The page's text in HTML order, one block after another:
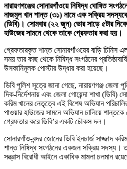
নারায়ণগঞ্জের সোনারগাঁওয়ে নিষিদ্ধ ঘোষিত
নাজমুল খান শান্ত (৩১) নামে এক সক্রিয়
(ডিবি)। সোমবার (২২ জুন) ভোর সাড়ে ৫টার দিকে
হাউজের সামনে থেকে তাকে গ্রেফতার করা হয়।
গ্রেফতারকৃত শান্ত সোনারগাঁওয়ের বাড়ি চিনিস
সময় তার কাছ থেকে নিষিদ্ধ সংগঠনের
উসকানিমূলক পোস্টার উদ্ধার করা হয়েছে।
ডিবি পুলিশ সূত্রে জানা গেছে, নারায়ণগঞ্জ জেলা
দিক-নির্দেশনায় এবং জেলা গোয়েন্দা শাখা (ডিবি)
করিম খানের নেতৃত্বে এই বিশেষ অভিযান
পাওয়ার হাউজের সামনে অভিযান চালিয়ে
গ্রেফতার করে ডিবি’র একটি চৌকস দল।
সোনারগাঁও-বন্দর জোনের ডিবি ইনচার্জ সাজ্জাদ
শান্ত নিষিদ্ধ সংগঠনের একজন সক্রিয় সদস্য।
সন্ত্রাস বিরোধী আইনে একাধিক মামলা চলমান